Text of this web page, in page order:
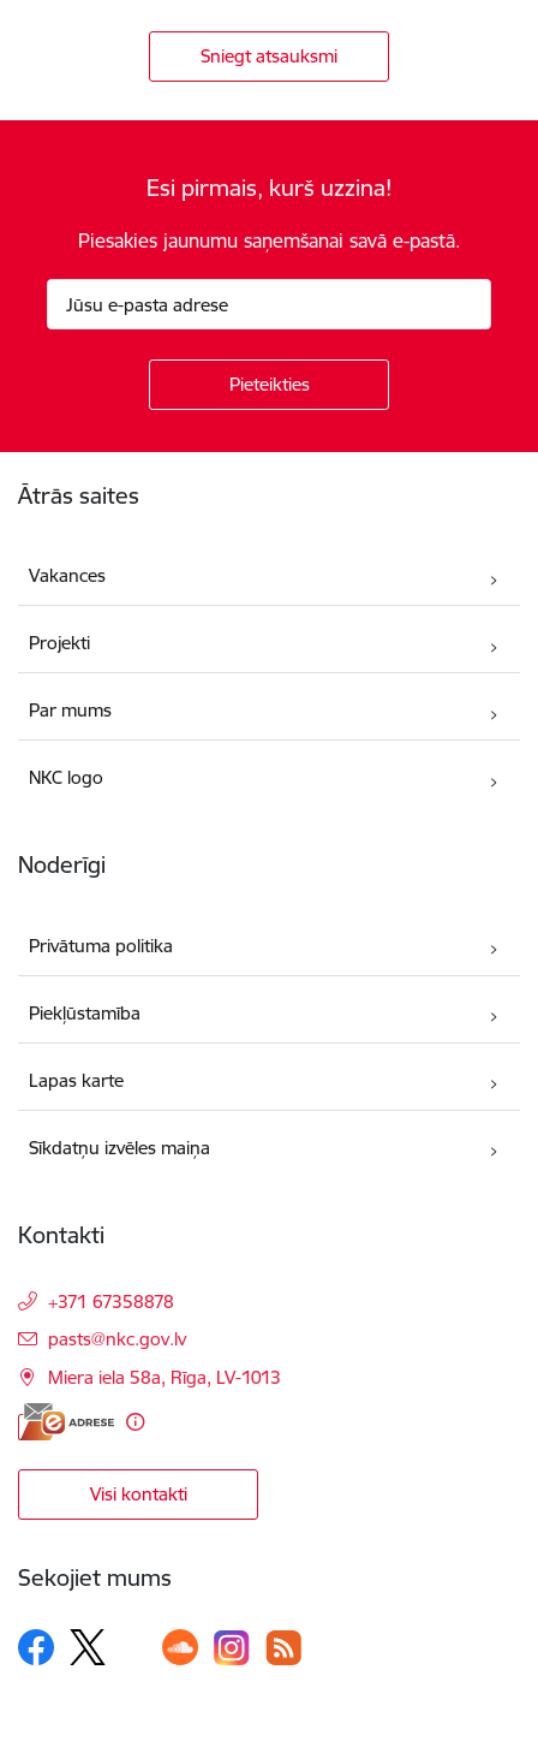
Sniegt atsauksmi
Esi pirmais, kurš uzzina!
Piesakies jaunumu saņemšanai savā e-pastā.
Ātrās saites
Vakances
Projekti
Par mums
NKC logo
Noderīgi
Privātuma politika
Piekļūstamība
Lapas karte
Sīkdatņu izvēles maiņa
Kontakti
+371 67358878
E-pasts:
pasts@nkc.gov.lv
Miera iela 58a, Rīga, LV-1013
Visi kontakti
Sekojiet mums